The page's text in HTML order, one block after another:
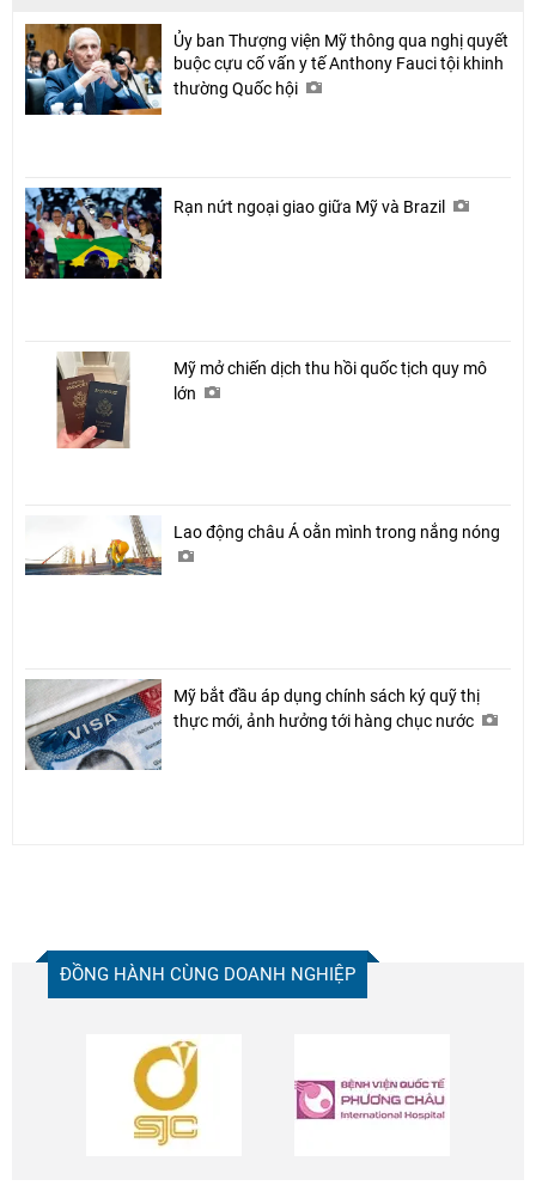
Ủy ban Thượng viện Mỹ thông qua nghị quyết
buộc cựu cố vấn y tế Anthony Fauci tội khinh
thường Quốc hội
Rạn nứt ngoại giao giữa Mỹ và Brazil
Mỹ mở chiến dịch thu hồi quốc tịch quy mô
lớn
Lao động châu Á oằn mình trong nắng nóng
Mỹ bắt đầu áp dụng chính sách ký quỹ thị
thực mới, ảnh hưởng tới hàng chục nước
ĐỒNG HÀNH CÙNG DOANH NGHIỆP